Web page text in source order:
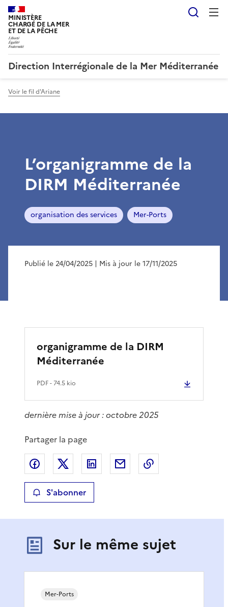
MINISTÈRE
CHARGÉ DE LA MER
ET DE LA PÊCHE
Direction Interrégionale de la Mer Méditerranée
Voir le fil d'Ariane
L’organigramme de la
DIRM Méditerranée
organisation des services Mer-Ports
Publié le 24/04/2025 | Mis à jour le 17/11/2025
organigramme de la DIRM
Méditerranée
PDF- 74.5 kio
dernière mise à jour : octobre 2025
Partager la page
Partager sur Facebook
Partager sur XPartager sur LinkedIn
Partager par email
S'abonner
Sur le même sujet
Mer-Ports